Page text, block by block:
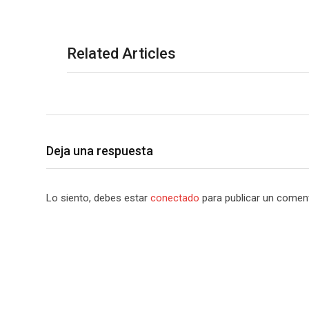
Related Articles
Deja una respuesta
Lo siento, debes estar conectado para publicar un